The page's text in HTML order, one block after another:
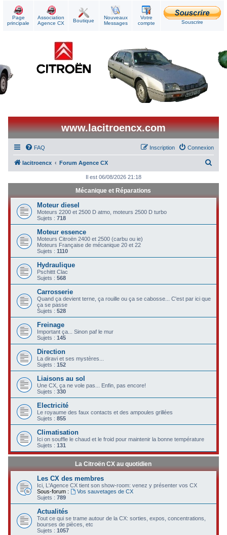
Page
principale
Association
Agence CX
Boutique
Nouveaux
Messages
Votre
compte
Souscrire
www.lacitroencx.com
FAQ Connexion
Inscription
lacitroencx Forum Agence CX
h
r
e
Il est 06/08/2026 21:18
Mécanique et Réparations
Moteur diesel
Moteurs 2200 et 2500 D atmo, moteurs 2500 D turbo
Sujets :718
Moteur essence
Moteurs Citroën 2400 et 2500 (carbu ou ie)
Moteurs Française de mécanique 20 et 22
Sujets :1110
Hydraulique
Pschittt Clac
Sujets :568
Carrosserie
Quand ça devient terne, ça rouille ou ça se cabosse... C'est par ici que
ça se passe
Sujets :528
Freinage
Important ça... Sinon paf le mur
Sujets :145
Direction
La diravi et ses mystères...
Sujets :152
Liaisons au sol
Une CX, ça ne vole pas... Enfin, pas encore!
Sujets :330
Electricité
Le royaume des faux contacts et des ampoules grillées
Sujets :855
Climatisation
Ici on souffle le chaud et le froid pour maintenir la bonne température
Sujets :131
La Citroën CX au quotidien
Les CX des membres
Ici, L'Agence CX tient son show-room: venez y présenter vos CX
Sous-forum :
Vos sauvetages de CX
Sujets :789
Actualités
Tout ce qui se trame autour de la CX: sorties, expos, concentrations,
bourses de pièces, etc
Sujets :1057